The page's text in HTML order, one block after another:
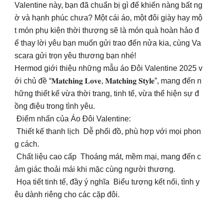
Valentine này, bạn đã chuẩn bị gì để khiến nàng bất ng
ờ và hạnh phúc chưa? Một cái áo, một đôi giày hay mộ
t món phụ kiện thời thượng sẽ là món quà hoàn hảo đ
ể thay lời yêu bạn muốn gửi trao đến nửa kia, cùng Va
scara gửi trọn yêu thương bạn nhé!
Hermod giới thiệu những mẫu áo Đôi Valentine 2025 v
ới chủ đề “𝐌𝐚𝐭𝐜𝐡𝐢𝐧𝐠 𝐋𝐨𝐯𝐞, 𝐌𝐚𝐭𝐜𝐡𝐢𝐧𝐠 𝐒𝐭𝐲𝐥𝐞”, mang đến n
hững thiết kế vừa thời trang, tinh tế, vừa thể hiện sự đ
ồng điệu trong tình yêu.
Điểm nhấn của Áo Đôi Valentine:
Thiết kế thanh lịch Dễ phối đồ, phù hợp với mọi phon
g cách.
Chất liệu cao cấp Thoáng mát, mềm mại, mang đến c
ảm giác thoải mái khi mặc cùng người thương.
Họa tiết tinh tế, đầy ý nghĩa Biểu tượng kết nối, tình y
êu dành riêng cho các cặp đôi.